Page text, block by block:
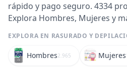
rápido y pago seguro. 4334
Explora Hombres, Mujeres y
EXPLORA EN RASURADO Y
Hombres2.965 Mujeres